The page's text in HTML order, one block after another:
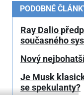
PODOBNÉ
Ray Dalio
současného
Nový
Je Musk
se spekulanty?